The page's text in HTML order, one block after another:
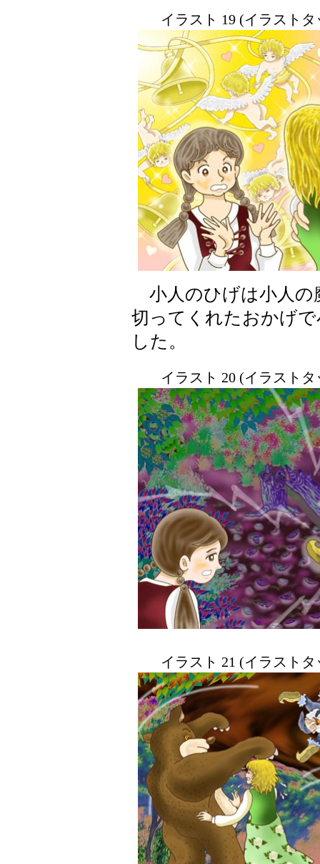
イラスト 19 (イラスト
小人のひげは小人の
切ってくれたおかげ
した。
イラスト 20 (イラスト
イラスト 21 (イラスト